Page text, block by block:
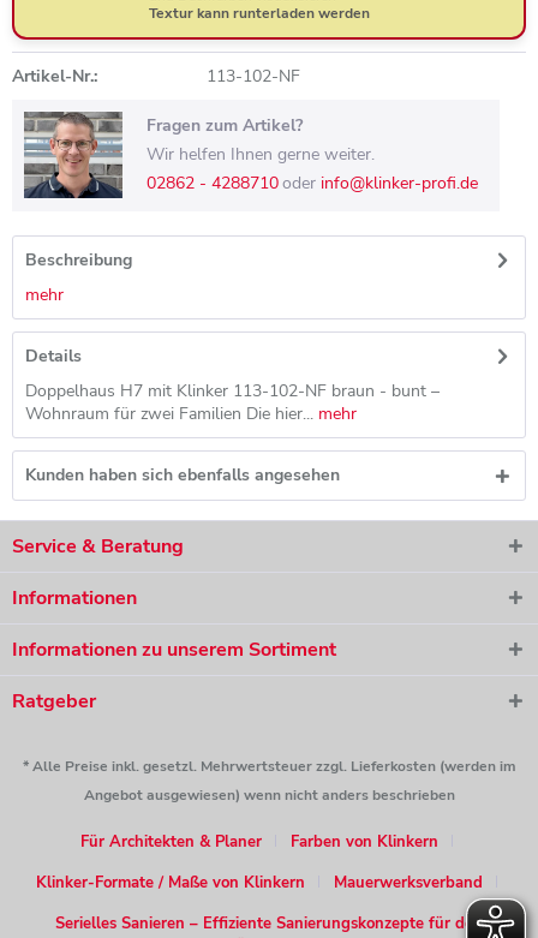
Textur kann runterladen werden
Artikel-Nr.: 113-102-NF
Fragen zum Artikel?
Wir helfen Ihnen gerne weiter.
02862 - 4288710oder info@klinker-profi.de
Beschreibung
mehr
Details
Doppelhaus H7 mit Klinker 113-102-NF braun - bunt –
Wohnraum für zwei Familien Die hier... mehr
Kunden haben sich ebenfalls angesehen
Service & Beratung
Informationen
Informationen zu unserem Sortiment
Ratgeber
* Alle Preise inkl. gesetzl. Mehrwertsteuer zzgl. Lieferkosten (werden im
Angebot ausgewiesen) wenn nicht anders beschrieben
Für Architekten & Planer
Farben von Klinkern
Klinker-Formate / Maße von Klinkern
Mauerwerksverband
Serielles Sanieren – Effiziente Sanierungskonzepte für den